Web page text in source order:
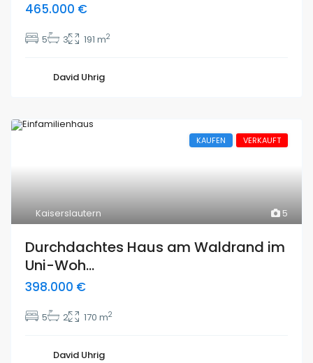
465.000 €
5 3 191 m2
David Uhrig
5
Kaiserslautern
KAUFEN VERKAUFT
Durchdachtes Haus am Waldrand im
Uni-Woh...
398.000 €
5 2 170 m2
David Uhrig